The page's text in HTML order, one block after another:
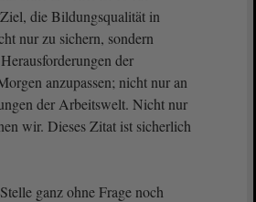
die Bildungsqualität in
nur zu sichern, sondern
der
anzupassen; nicht nur an
der Arbeitswelt. Nicht nur
wir. Dieses Zitat ist sicherlich
ganz ohne Frage noch